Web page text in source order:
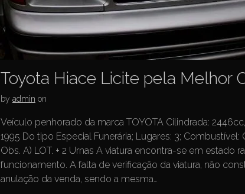
Toyota Hiace Licite pela Melhor
by admin on
Veículo penhorado da marca TOYOTA Cilindrada:
1995 Do tipo Especial Funerária; Lugares: 3;
Obs. A) LOT. + 2 Urnas A viatura encontra-se em estado
funcionamento. A falta de verificação da viatura, não
anulação da venda, sendo a mesma…